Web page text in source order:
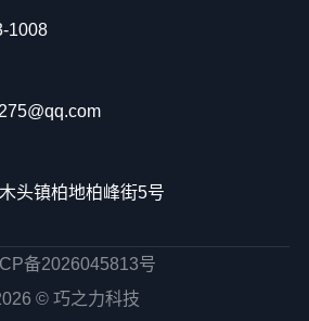
1008
头镇柏地柏峰街5号
备2026045813号
© 巧之力科技